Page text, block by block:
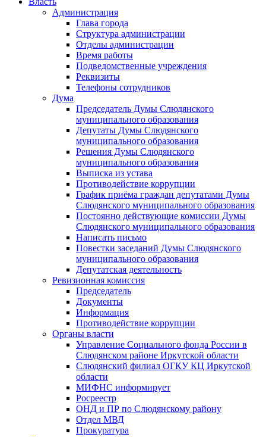
Администрация
Глава города
Структура администрации
Отделы администрации
Время работы
Подведомственные учреждения
Реквизиты
Телефоны сотрудников
Дума
Председатель Думы Слюдянского
муниципального образования
Депутаты Думы Слюдянского
муниципального образования
Решения Думы Слюдянского
муниципального образования
Выписка из устава
Противодействие коррупции
График приёма граждан депутатами Думы
Слюдянского муниципального образования
Постоянно действующие комиссии Думы
Слюдянского муниципального образования
Написать письмо
Повестки заседаний Думы Слюдянского
муниципального образования
Депутатская деятельность
Ревизионная комиссия
Председатель
Документы
Информация
Противодействие коррупции
Органы власти
Управление Социального фонда России в
Слюдянском районе Иркутской области
Слюдянский филиал ОГКУ КЦ Иркутской
области
МИФНС информирует
Росреестр
ОНД и ПР по Слюдянскому району
Отдел МВД
Прокуратура